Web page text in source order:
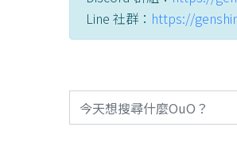
Line 社群： https://